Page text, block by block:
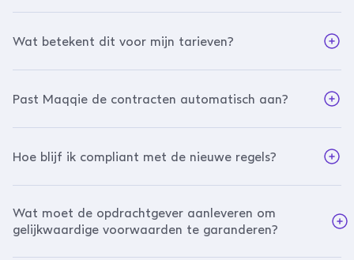
Wat betekent dit voor mijn tarieven?
Past Maqqie de contracten automatisch aan?
Hoe blijf ik compliant met de nieuwe regels?
Wat moet de opdrachtgever aanleveren om
gelijkwaardige voorwaarden te garanderen?